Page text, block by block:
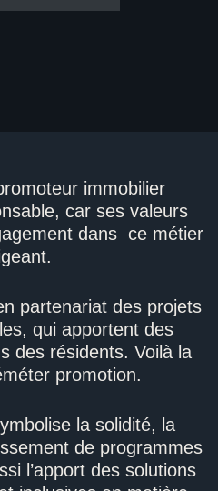
immobilier
car ses valeurs
dans ce métier
partenariat des projets
qui apportent des
des résidents. Voilà la
promotion.
la solidité, la
de programmes
l’apport des solutions